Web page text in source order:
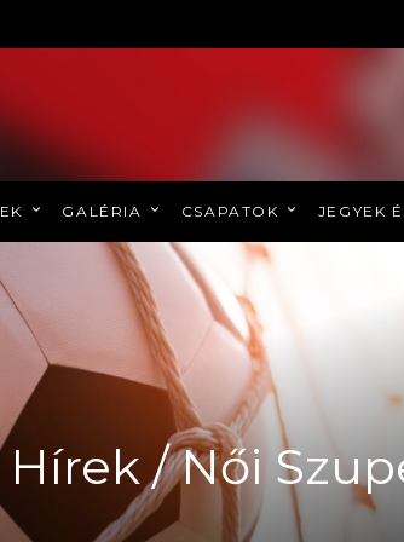
GALÉRIA CSAPATOK JEGYEK
Hírek / Női